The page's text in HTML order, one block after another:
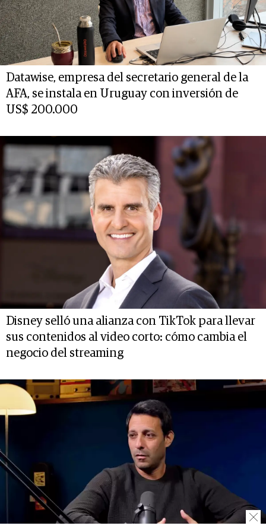
Datawise, empresa del secretario general de la
AFA, se instala en Uruguay con inversión de
US$ 200.000
Disney selló una alianza con TikTok para llevar
sus contenidos al video corto: cómo cambia el
negocio del streaming